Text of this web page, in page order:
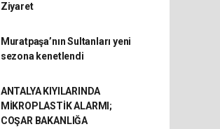
Ziyaret
Muratpaşa’nın Sultanları yeni
sezona kenetlendi
ANTALYA KIYILARINDA
MİKROPLASTİK ALARMI;
COŞAR BAKANLIĞA